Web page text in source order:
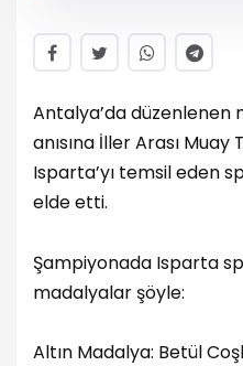
Antalya’da
anısına İller Arası Muay
Isparta’yı temsil eden
elde etti.
Şampiyonada Isparta
madalyalar şöyle:
Altın Madalya: Betül